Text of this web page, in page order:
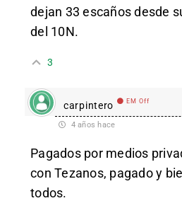
dejan 33 escaños desde
del 10N.
3
carpintero EM Off
4 años hace
Pagados por medios
con Tezanos, pagado y
todos.